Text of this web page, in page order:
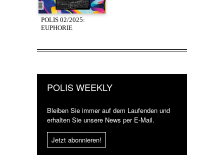
POLIS 02/2025:
EUPHORIE
POLIS WEEKLY
Bleiben Sie immer auf dem Laufenden und
erhalten Sie unsere News per E-Mail.
Jetzt abonnieren!